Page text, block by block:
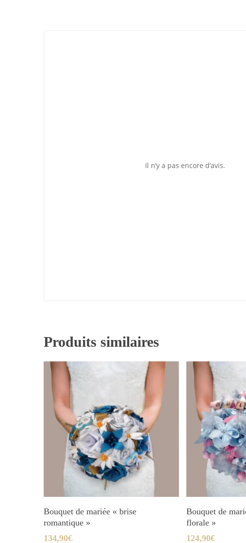
Il n’y a pas encore d’avis.
Produits similaires
Ajouter Au Panier
Bouquet de mariée « brise
romantique »
134,90€
Ajouter
Bouquet de
florale »
124,90€